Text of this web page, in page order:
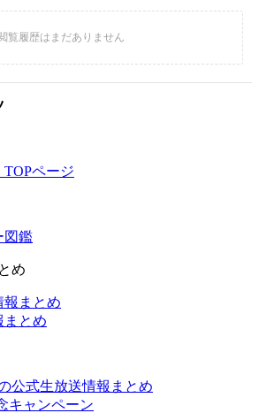
ページ
図鑑
め
報まとめ
まとめ
公式生放送情報まとめ
キャンペーン